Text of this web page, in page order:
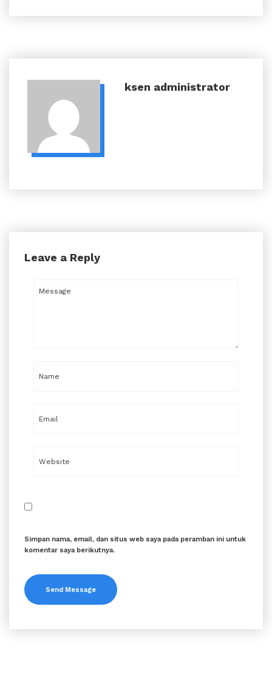
ksen administrator
Leave a Reply
Simpan nama, email, dan situs web saya pada peramban ini untuk
komentar saya berikutnya.